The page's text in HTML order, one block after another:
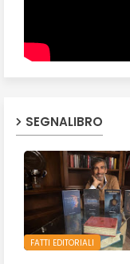
SEGNALIBRO
FATTI EDITORIALI